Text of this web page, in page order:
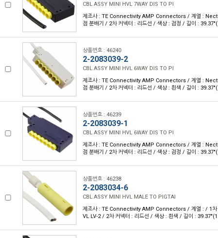
CBL ASSY MINI HVL 7WAY DIS TO PI
제조사 : TE Connectivity AMP Connectors / 계열 :
점 분배기 / 2차 커넥터 : 리드선 / 색상 : 검정 / 길이 :
상품번호 : 46240
2-2083039-2
CBL ASSY MINI HVL 6WAY DIS TO PI
제조사 : TE Connectivity AMP Connectors / 계열 :
점 분배기 / 2차 커넥터 : 리드선 / 색상 : 흰색 / 길이 :
상품번호 : 46239
2-2083039-1
CBL ASSY MINI HVL 6WAY DIS TO PI
제조사 : TE Connectivity AMP Connectors / 계열 :
점 분배기 / 2차 커넥터 : 리드선 / 색상 : 검정 / 길이 :
상품번호 : 46238
2-2083034-6
CBL ASSY MINI HVL MALE TO PIGTAI
제조사 : TE Connectivity AMP Connectors / 계열 : / 1차
VL LV-2 / 2차 커넥터 : 리드선 / 색상 : 흰색 / 길이 :